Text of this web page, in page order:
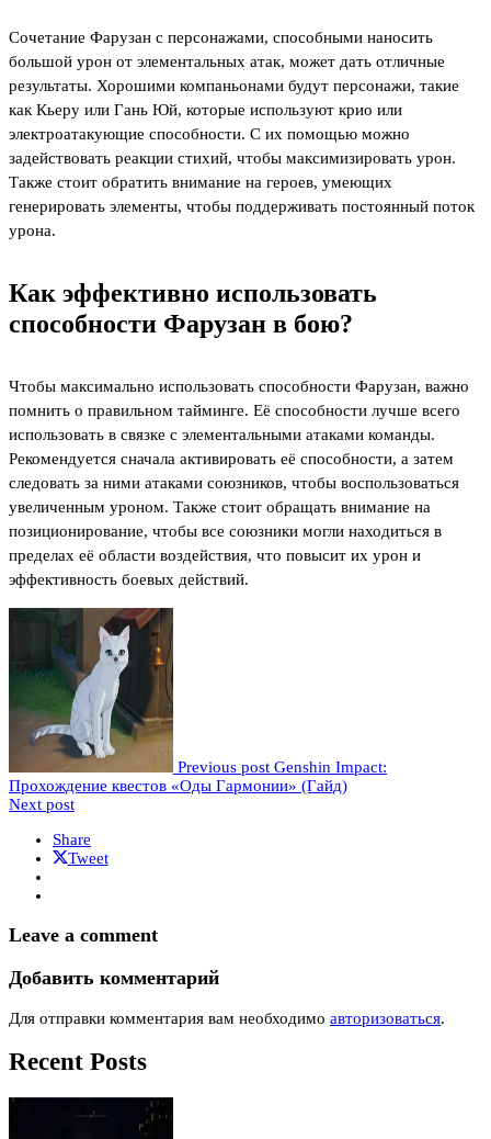
Сочетание Фарузан с персонажами, способными наносить
большой урон от элементальных атак, может дать отличные
результаты. Хорошими компаньонами будут персонажи, такие
как Кьеру или Гань Юй, которые используют крио или
электроатакующие способности. С их помощью можно
задействовать реакции стихий, чтобы максимизировать урон.
Также стоит обратить внимание на героев, умеющих
генерировать элементы, чтобы поддерживать постоянный поток
урона.
Как эффективно использовать
способности Фарузан в бою?
Чтобы максимально использовать способности Фарузан, важно
помнить о правильном таймингe. Её способности лучше всего
использовать в связке с элементальными атаками команды.
Рекомендуется сначала активировать её способности, а затем
следовать за ними атаками союзников, чтобы воспользоваться
увеличенным уроном. Также стоит обращать внимание на
позиционирование, чтобы все союзники могли находиться в
пределах её области воздействия, что повысит их урон и
эффективность боевых действий.
Previous post Genshin Impact:
Прохождение квестов «Оды Гармонии» (Гайд)
Next post
Share
Tweet
Leave a comment
Добавить комментарий
Для отправки комментария вам необходимо авторизоваться.
Recent Posts